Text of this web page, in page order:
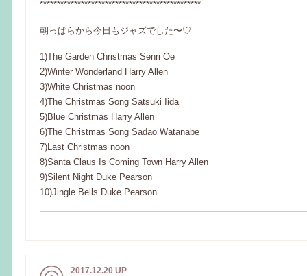
***********************************************
朝っぱらから今日もジャズでした〜♡
1)The Garden Christmas Senri Oe
2)Winter Wonderland Harry Allen
3)White Christmas noon
4)The Christmas Song Satsuki Iida
5)Blue Christmas Harry Allen
6)The Christmas Song Sadao Watanabe
7)Last Christmas noon
8)Santa Claus Is Coming Town Harry Allen
9)Silent Night Duke Pearson
10)Jingle Bells Duke Pearson
2017.12.20 UP